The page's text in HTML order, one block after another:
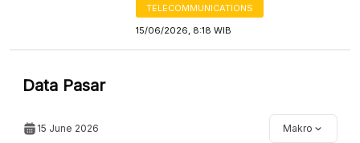
TELECOMMUNICATIONS
15/06/2026, 8:18 WIB
Data Pasar
15 June 2026 Makro